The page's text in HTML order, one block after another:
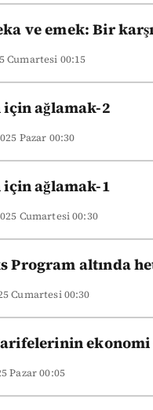
ve emek: Bir
Cumartesi 00:15
ağlamak-2
Pazar 00:30
ağlamak-1
Cumartesi 00:30
Program altında
Cumartesi 00:30
Pazar 00:05